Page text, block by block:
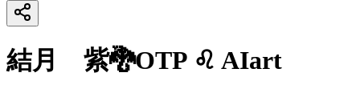
結月 紫🐉OTP ♌ AIart